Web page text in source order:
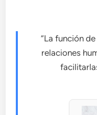
“La función
relaciones